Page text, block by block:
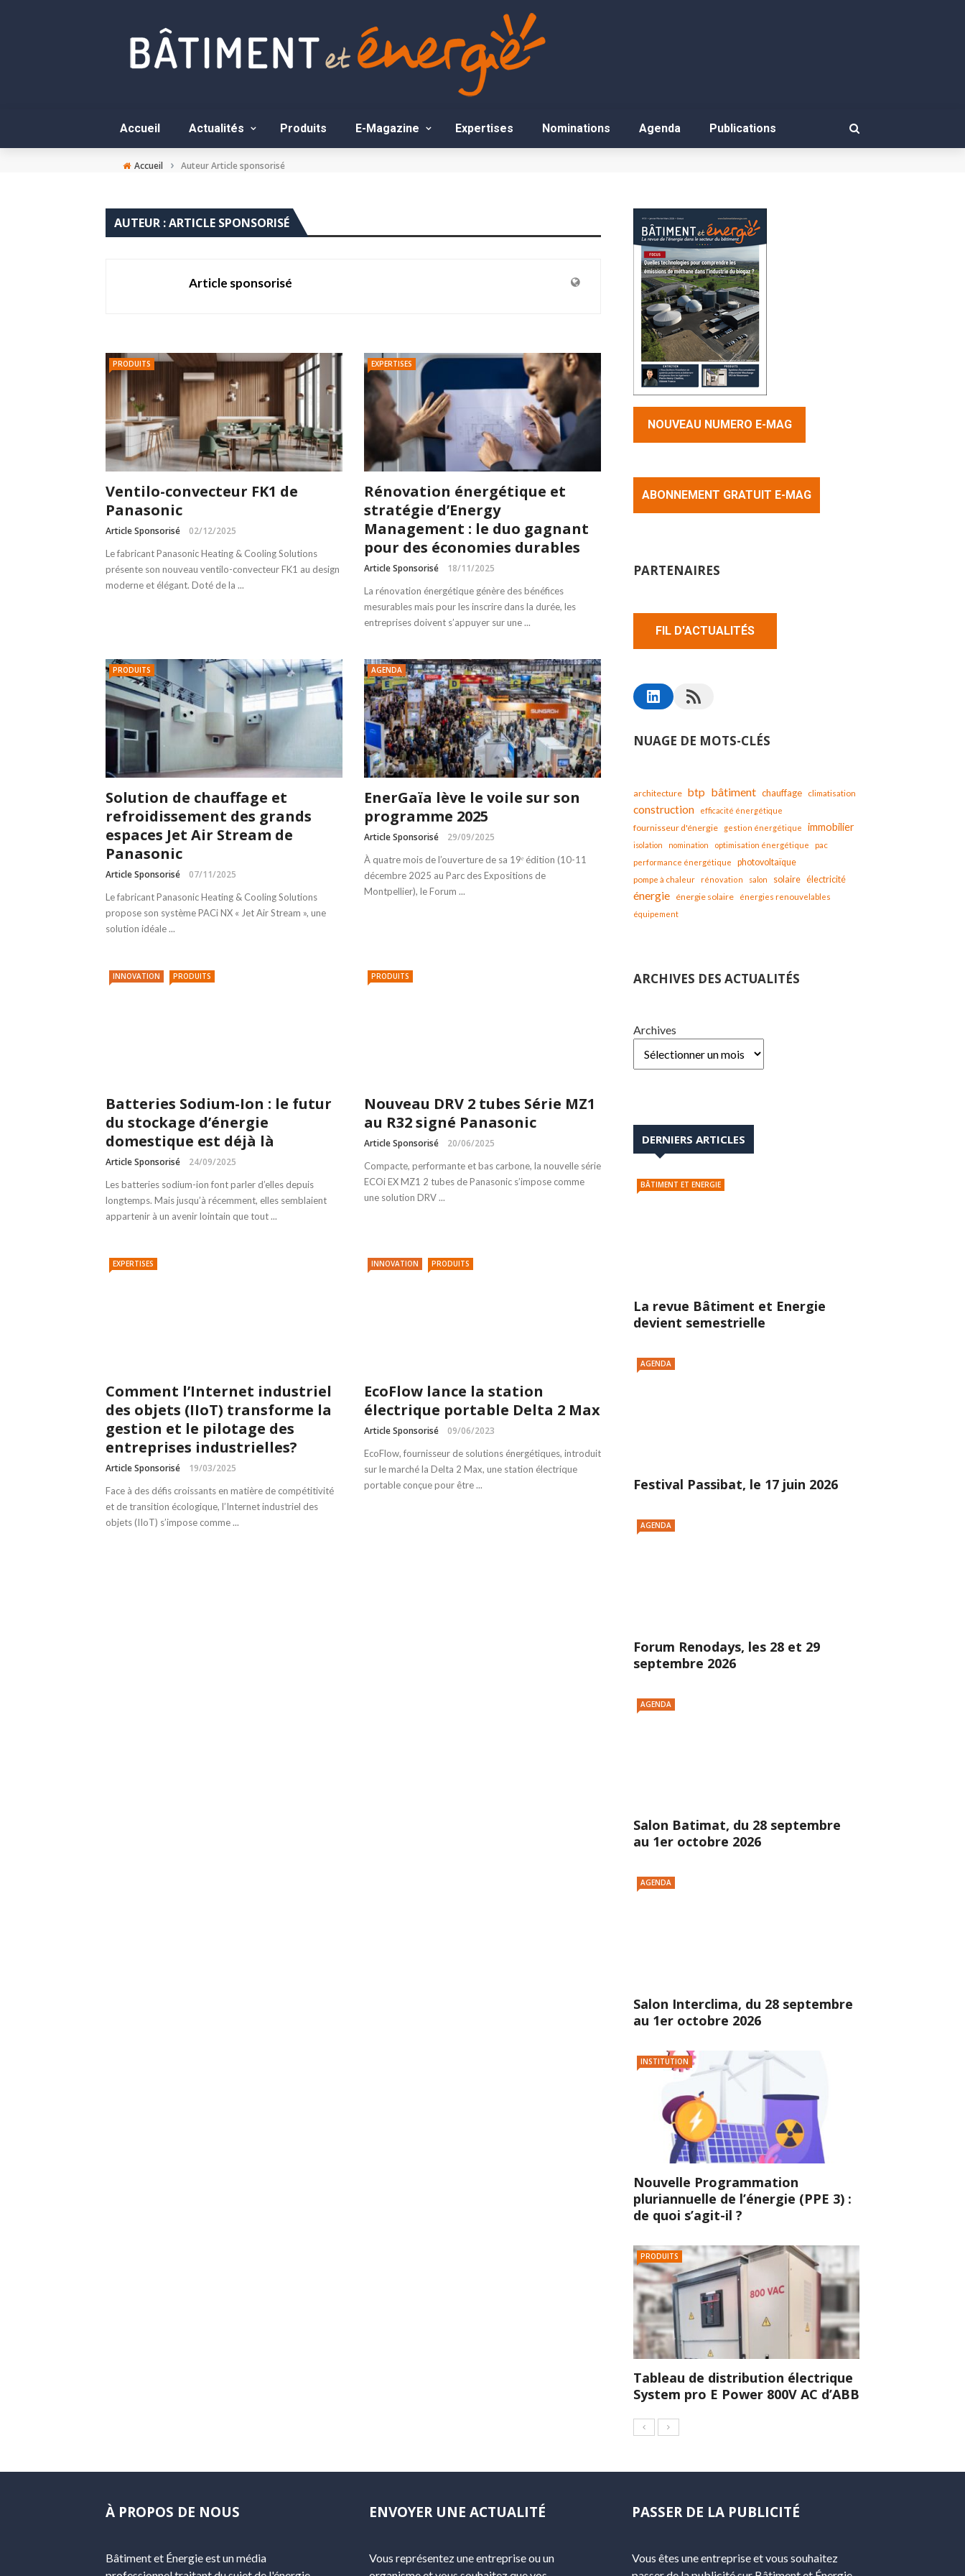
Accueil Actualités Produits E-Magazine Expertises Nominations Agenda Publications
Accueil › Auteur Article sponsorisé
AUTEUR : ARTICLE SPONSORISÉ
Article sponsorisé
PRODUITS
Ventilo-convecteur FK1 de
Panasonic
Article Sponsorisé 02/12/2025
Le fabricant Panasonic Heating & Cooling Solutions
présente son nouveau ventilo-convecteur FK1 au design
moderne et élégant. Doté de la ...
EXPERTISES
Rénovation énergétique et
stratégie d’Energy
Management : le duo gagnant
pour des économies durables
Article Sponsorisé 18/11/2025
La rénovation énergétique génère des bénéfices
mesurables mais pour les inscrire dans la durée, les
entreprises doivent s’appuyer sur une ...
PRODUITS
Solution de chauffage et
refroidissement des grands
espaces Jet Air Stream de
Panasonic
Article Sponsorisé 07/11/2025
Le fabricant Panasonic Heating & Cooling Solutions
propose son système PACi NX « Jet Air Stream », une
solution idéale ...
AGENDA
EnerGaïa lève le voile sur son
programme 2025
Article Sponsorisé 29/09/2025
À quatre mois de l’ouverture de sa 19ᵉ édition (10-11
décembre 2025 au Parc des Expositions de
Montpellier), le Forum ...
INNOVATION PRODUITS
Batteries Sodium-Ion : le futur
du stockage d’énergie
domestique est déjà là
Article Sponsorisé 24/09/2025
Les batteries sodium-ion font parler d’elles depuis
longtemps. Mais jusqu’à récemment, elles semblaient
appartenir à un avenir lointain que tout ...
PRODUITS
Nouveau DRV 2 tubes Série MZ1
au R32 signé Panasonic
Article Sponsorisé 20/06/2025
Compacte, performante et bas carbone, la nouvelle série
ECOi EX MZ1 2 tubes de Panasonic s’impose comme
une solution DRV ...
EXPERTISES
Comment l’Internet industriel
des objets (IIoT) transforme la
gestion et le pilotage des
entreprises industrielles?
Article Sponsorisé 19/03/2025
Face à des défis croissants en matière de compétitivité
et de transition écologique, l’Internet industriel des
objets (IIoT) s’impose comme ...
INNOVATION PRODUITS
EcoFlow lance la station
électrique portable Delta 2 Max
Article Sponsorisé 09/06/2023
EcoFlow, fournisseur de solutions énergétiques, introduit
sur le marché la Delta 2 Max, une station électrique
portable conçue pour être ...
NOUVEAU NUMERO E-MAG
ABONNEMENT GRATUIT E-MAG
PARTENAIRES
FIL D'ACTUALITÉS
NUAGE DE MOTS-CLÉS
architecture btp bâtiment chauffage climatisation
construction efficacité énergétique
fournisseur d'énergie gestion énergétique immobilier
isolation nomination optimisation énergétique
pac
performance énergétique
photovoltaïque
pompe à chaleur rénovation salon solaire électricité
énergie énergie solaire
énergies renouvelables
équipement
ARCHIVES DES ACTUALITÉS
Archives
DERNIERS ARTICLES
BÂTIMENT ET ENERGIE
La revue Bâtiment et Energie
devient semestrielle
AGENDA
Festival Passibat, le 17 juin 2026
AGENDA
Forum Renodays, les 28 et 29
septembre 2026
AGENDA
Salon Batimat, du 28 septembre
au 1er octobre 2026
AGENDA
Salon Interclima, du 28 septembre
au 1er octobre 2026
INSTITUTION
Nouvelle Programmation
pluriannuelle de l’énergie (PPE 3) :
de quoi s’agit-il ?
PRODUITS
Tableau de distribution électrique
System pro E Power 800V AC d’ABB
À PROPOS DE NOUS
Bâtiment et Énergie est un média
ENVOYER UNE ACTUALITÉ
Vous représentez une entreprise ou un
PASSER DE LA PUBLICITÉ
Vous êtes une entreprise et vous souhaitez